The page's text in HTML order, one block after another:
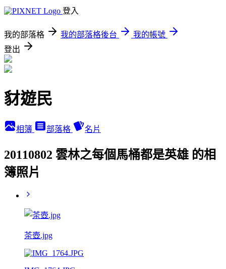
登入
我的部落格 我的部落格後台
我的帳號
登出
豺遊民
相簿 部落格 名片
20110802 雲林之每個馬桶都是英雄 的相
簿照片
茶壺.jpg